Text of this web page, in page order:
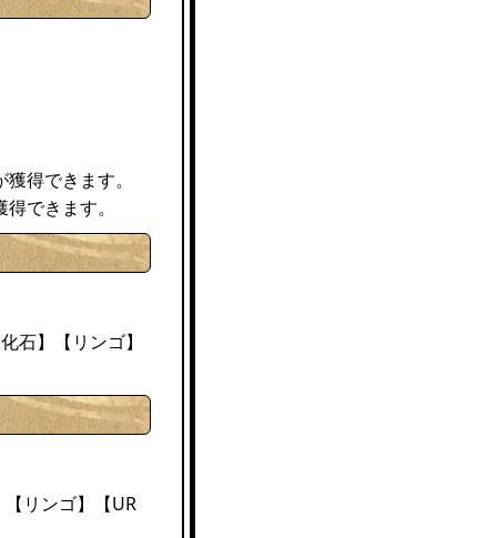
得できます。
できます。
石】【リンゴ】
リンゴ】【UR